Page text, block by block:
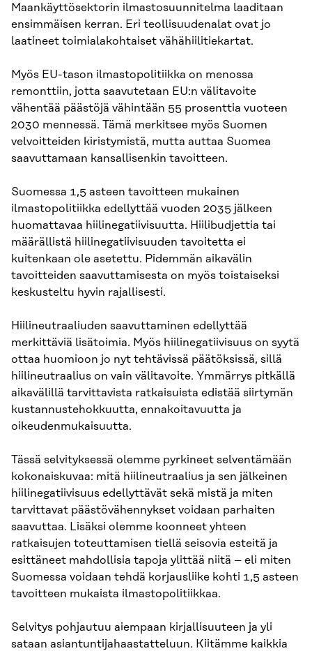
Maankäyttösektorin ilmastosuunnitelma laaditaan
ensimmäisen kerran. Eri teollisuudenalat ovat jo
laatineet toimialakohtaiset vähähiilitiekartat.
Myös EU-tason ilmastopolitiikka on menossa
remonttiin, jotta saavutetaan EU:n välitavoite
vähentää päästöjä vähintään 55 prosenttia vuoteen
2030 mennessä. Tämä merkitsee myös Suomen
velvoitteiden kiristymistä, mutta auttaa Suomea
saavuttamaan kansallisenkin tavoitteen.
Suomessa 1,5 asteen tavoitteen mukainen
ilmastopolitiikka edellyttää vuoden 2035 jälkeen
huomattavaa hiilinegatiivisuutta. Hiilibudjettia tai
määrällistä hiilinegatiivisuuden tavoitetta ei
kuitenkaan ole asetettu. Pidemmän aikavälin
tavoitteiden saavuttamisesta on myös toistaiseksi
keskusteltu hyvin rajallisesti.
Hiilineutraaliuden saavuttaminen edellyttää
merkittäviä lisätoimia. Myös hiilinegatiivisuus on syytä
ottaa huomioon jo nyt tehtävissä päätöksissä, sillä
hiilineutraalius on vain välitavoite. Ymmärrys pitkällä
aikavälillä tarvittavista ratkaisuista edistää siirtymän
kustannustehokkuutta, ennakoitavuutta ja
oikeudenmukaisuutta.
Tässä selvityksessä olemme pyrkineet selventämään
kokonaiskuvaa: mitä hiilineutraalius ja sen jälkeinen
hiilinegatiivisuus edellyttävät sekä mistä ja miten
tarvittavat päästövähennykset voidaan parhaiten
saavuttaa. Lisäksi olemme koonneet yhteen
ratkaisujen toteuttamisen tiellä seisovia esteitä ja
esittäneet mahdollisia tapoja ylittää niitä – eli miten
Suomessa voidaan tehdä korjausliike kohti 1,5 asteen
tavoitteen mukaista ilmastopolitiikkaa.
Selvitys pohjautuu aiempaan kirjallisuuteen ja yli
sataan asiantuntijahaastatteluun. Kiitämme kaikkia